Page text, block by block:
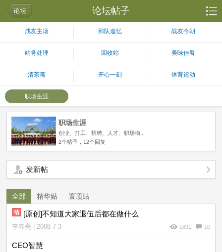
论坛 论坛帖子
战友主场 部队追忆 战友今朝
站务处理 回收站 美味佳肴
清茶斋 开心一刻 体育运动
职场生涯
职场生涯
创业、打工、招聘、人才、职场物...
2个帖子，12个回复
发新帖
全部 精华贴 置顶贴
[原创]不知道大家退伍后都在做什么
李春亮 | 2008-7-3 1891 10
CEO智慧